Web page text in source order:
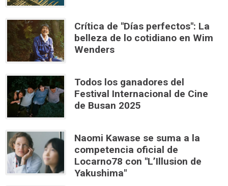
Crítica de "Días perfectos": La
belleza de lo cotidiano en Wim
Wenders
Todos los ganadores del
Festival Internacional de Cine
de Busan 2025
Naomi Kawase se suma a la
competencia oficial de
Locarno78 con "L’Illusion de
Yakushima"